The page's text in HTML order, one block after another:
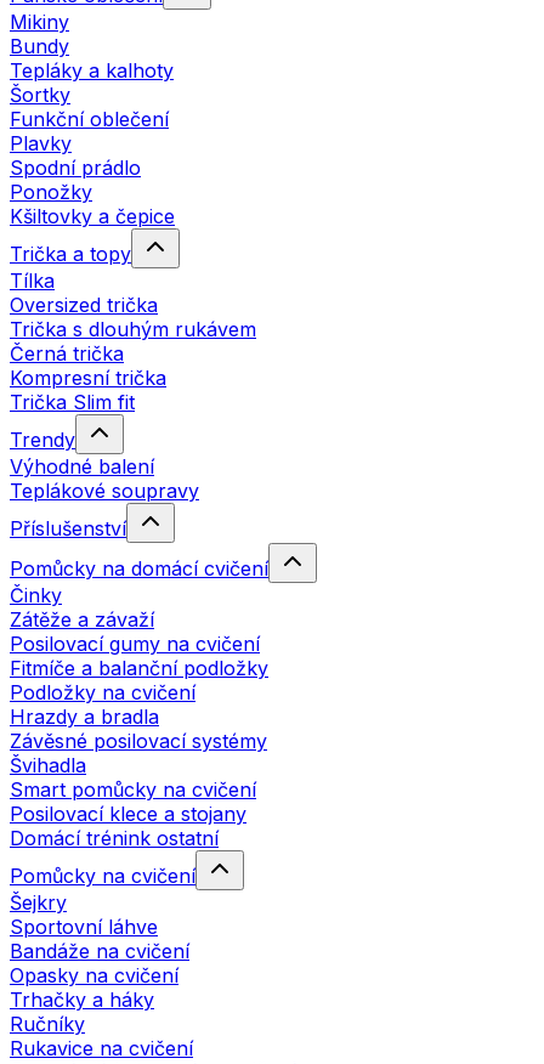
Mikiny
Bundy
Tepláky a kalhoty
Šortky
Funkční oblečení
Plavky
Spodní prádlo
Ponožky
Kšiltovky a čepice
Trička a topy
Tílka
Oversized trička
Trička s dlouhým rukávem
Černá trička
Kompresní trička
Trička Slim fit
Trendy
Výhodné balení
Teplákové soupravy
Příslušenství
Pomůcky na domácí cvičení
Činky
Zátěže a závaží
Posilovací gumy na cvičení
Fitmíče a balanční podložky
Podložky na cvičení
Hrazdy a bradla
Závěsné posilovací systémy
Švihadla
Smart pomůcky na cvičení
Posilovací klece a stojany
Domácí trénink ostatní
Pomůcky na cvičení
Šejkry
Sportovní láhve
Bandáže na cvičení
Opasky na cvičení
Trhačky a háky
Ručníky
Rukavice na cvičení